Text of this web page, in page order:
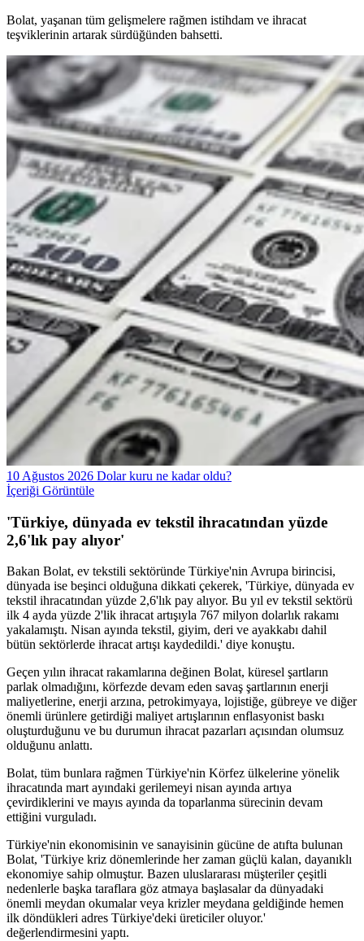
Bolat, yaşanan tüm gelişmelere rağmen istihdam ve ihracat
teşviklerinin artarak sürdüğünden bahsetti.
10 Ağustos 2026 Dolar kuru ne kadar oldu?
İçeriği Görüntüle
'Türkiye, dünyada ev tekstil ihracatından yüzde
2,6'lık pay alıyor'
Bakan Bolat, ev tekstili sektöründe Türkiye'nin Avrupa birincisi,
dünyada ise beşinci olduğuna dikkati çekerek, 'Türkiye, dünyada ev
tekstil ihracatından yüzde 2,6'lık pay alıyor. Bu yıl ev tekstil sektörü
ilk 4 ayda yüzde 2'lik ihracat artışıyla 767 milyon dolarlık rakamı
yakalamıştı. Nisan ayında tekstil, giyim, deri ve ayakkabı dahil
bütün sektörlerde ihracat artışı kaydedildi.' diye konuştu.
Geçen yılın ihracat rakamlarına değinen Bolat, küresel şartların
parlak olmadığını, körfezde devam eden savaş şartlarının enerji
maliyetlerine, enerji arzına, petrokimyaya, lojistiğe, gübreye ve diğer
önemli ürünlere getirdiği maliyet artışlarının enflasyonist baskı
oluşturduğunu ve bu durumun ihracat pazarları açısından olumsuz
olduğunu anlattı.
Bolat, tüm bunlara rağmen Türkiye'nin Körfez ülkelerine yönelik
ihracatında mart ayındaki gerilemeyi nisan ayında artıya
çevirdiklerini ve mayıs ayında da toparlanma sürecinin devam
ettiğini vurguladı.
Türkiye'nin ekonomisinin ve sanayisinin gücüne de atıfta bulunan
Bolat, 'Türkiye kriz dönemlerinde her zaman güçlü kalan, dayanıklı
ekonomiye sahip olmuştur. Bazen uluslararası müşteriler çeşitli
nedenlerle başka taraflara göz atmaya başlasalar da dünyadaki
önemli meydan okumalar veya krizler meydana geldiğinde hemen
ilk döndükleri adres Türkiye'deki üreticiler oluyor.'
değerlendirmesini yaptı.